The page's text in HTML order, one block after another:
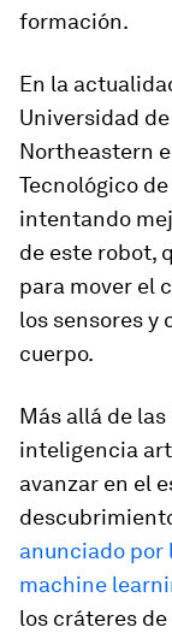
formación.
En la
Universidad
Northeastern
Tecnológico
intentando
de este robot,
para mover el
los sensores y
cuerpo.
Más allá de
inteligencia
avanzar en el
anunciado por
machine
los cráteres